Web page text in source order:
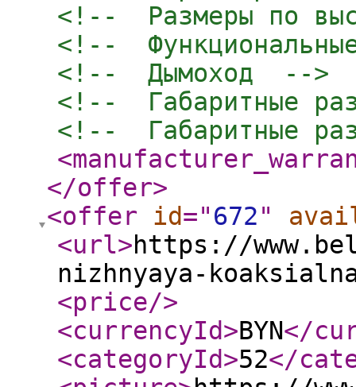
<!--  Размеры по
<!--
<!--  Дымоход  -->
<!--  Габаритные
<!--  Габаритные
</offer>
<offer
id="672"
<url>https://
nizhnyaya-
<price/>
<currencyId>BYN</
<categoryId>52</